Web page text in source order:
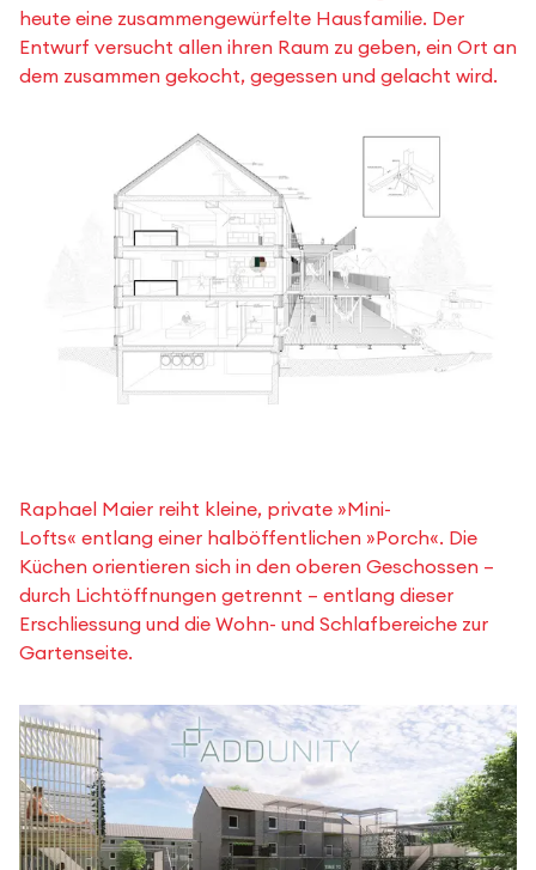
heute eine zusammengewürfelte Hausfamilie. Der
Entwurf versucht allen ihren Raum zu geben, ein Ort an
dem zusammen gekocht, gegessen und gelacht wird.
Raphael Maier reiht kleine, private »Mini-
Lofts« entlang einer halböffentlichen »Porch«. Die
Küchen orientieren sich in den oberen Geschossen –
durch Lichtöffnungen getrennt – entlang dieser
Erschliessung und die Wohn- und Schlafbereiche zur
Gartenseite.